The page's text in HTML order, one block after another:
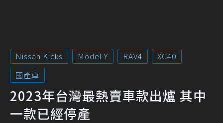
Nissan Kicks Model Y RAV4
XC40
國產車
2023年台灣最熱賣車款出爐 其中
一款已經停產